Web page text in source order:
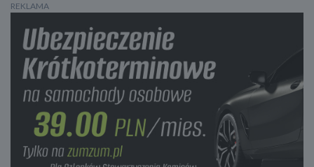
REKLAMA